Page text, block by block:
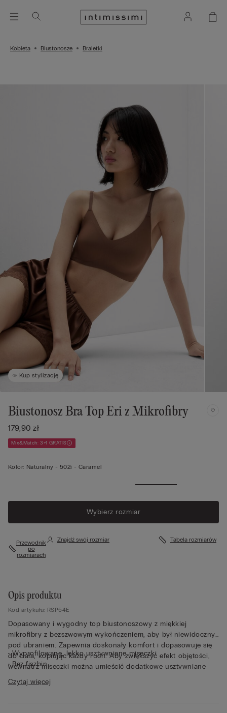
Kobieta Biustonosze Braletki
Kup stylizację
Biustonosz Bra Top Eri z Mikrofibry
179,90 zł
Mix&Match: 3+1 GRATIS
Kolor: Naturalny - 502i - Caramel
Wybierz rozmiar
Przewodnik
po
rozmiarach
Znajdź swój rozmiar Tabela rozmiarów
Opis produktu
Kod artykułu: RSP54E
Dopasowany i wygodny top biustonoszowy z miękkiej
mikrofibry z bezszwowym wykończeniem, aby był niewidoczny
pod ubraniem. Zapewnia doskonały komfort i dopasowuje się
do ciała, kopiując każdy ruch. Aby zwiększyć efekt objętości,
wewnątrz miseczki można umieścić dodatkowe usztywniane
wkładki. Biustonosz można nosić od rana do wieczora, a
idealnie nadaje się również do noszenia nawet w nocy.
• Wyprofilowane, lekko usztywniane miseczki
• Bez fiszbin
• Efekt naturalnego zaokrąglenia biustu
Czytaj więcej